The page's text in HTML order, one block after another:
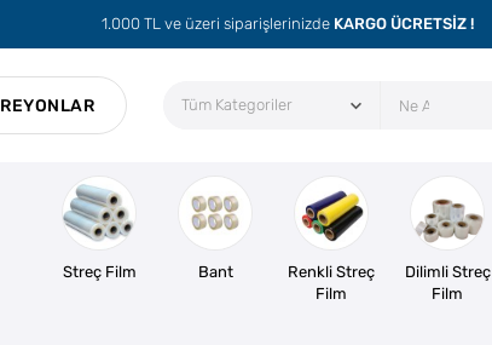
1.000 TL ve üzeri siparişlerinizde KARGO ÜCRETSİZ !
REYONLAR
Streç Film Bant
Renkli Streç
Film
Dilimli Streç
Film